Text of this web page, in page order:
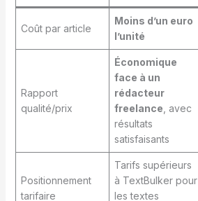
Coût par article
Moins d’un euro
l’unité
Rapport
qualité/prix
Économique
face à un
rédacteur
freelance , avec
résultats
satisfaisants
Positionnement
tarifaire
Tarifs supérieurs
à TextBulker pour
les textes